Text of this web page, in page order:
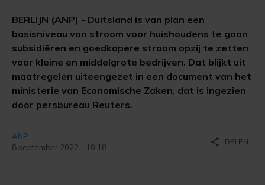
BERLIJN (ANP) - Duitsland is van plan een
basisniveau van stroom voor huishoudens te gaan
subsidiëren en goedkopere stroom opzij te zetten
voor kleine en middelgrote bedrijven. Dat blijkt uit
maatregelen uiteengezet in een document van het
ministerie van Economische Zaken, dat is ingezien
door persbureau Reuters.
ANP
8 september 2022 - 10:18
share DELEN